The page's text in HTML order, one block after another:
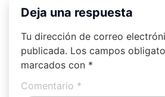
Deja una respuesta
Tu dirección de correo
publicada. Los campos
marcados con *
Comentario *